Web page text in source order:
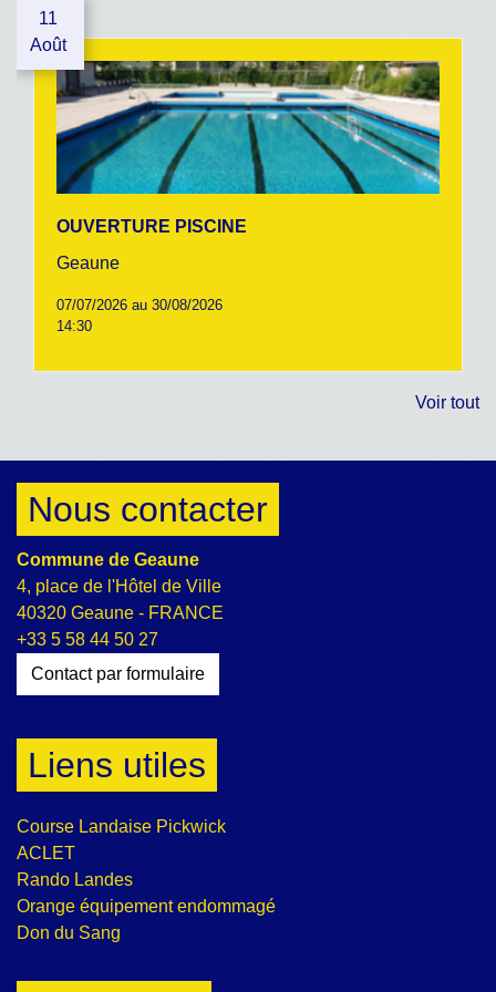
11
Août
OUVERTURE PISCINE
Geaune
07/07/2026 au 30/08/2026
14:30
Voir tout
Nous contacter
Commune de Geaune
4, place de l'Hôtel de Ville
40320 Geaune - FRANCE
+33 5 58 44 50 27
Contact par formulaire
Liens utiles
Course Landaise Pickwick
ACLET
Rando Landes
Orange équipement endommagé
Don du Sang